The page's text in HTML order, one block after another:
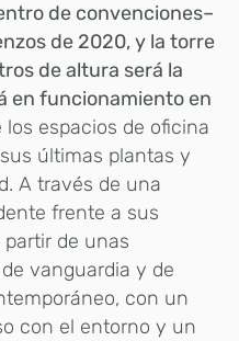
de convenciones–
de 2020, y la torre
de altura será la
en funcionamiento en
espacios de oficina
últimas plantas y
A través de una
frente a sus
de unas
vanguardia y de
con un
con el entorno y un